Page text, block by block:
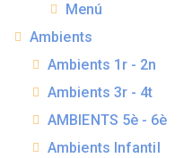
Menú
Ambients
Ambients 1r - 2n
Ambients 3r - 4t
AMBIENTS 5è - 6è
Ambients Infantil